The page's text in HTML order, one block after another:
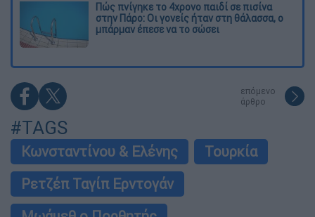
Πώς πνίγηκε το 4χρονο παιδί σε πισίνα
στην Πάρο: Οι γονείς ήταν στη θάλασσα, ο
μπάρμαν έπεσε να το σώσει
επόμενο
άρθρο
#TAGS
Κωνσταντίνου & Ελένης
Τουρκία
Ρετζέπ Ταγίπ Ερντογάν